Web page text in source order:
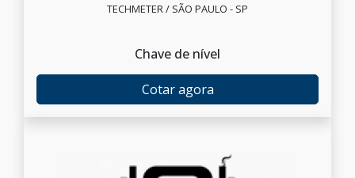
TECHMETER / SÃO PAULO - SP
Chave de nível
Cotar agora